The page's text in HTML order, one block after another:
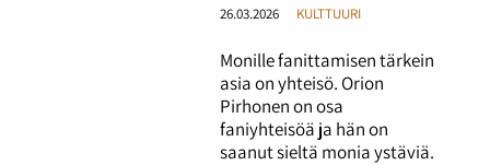
26.03.2026 KULTTUURI
Monille fanittamisen tärkein
asia on yhteisö. Orion
Pirhonen on osa
faniyhteisöä ja hän on
saanut sieltä monia ystäviä.